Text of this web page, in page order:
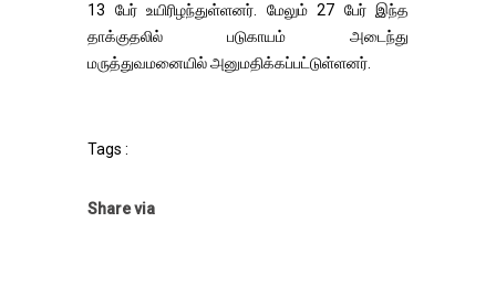
13 பேர் உயிரிழந்துள்ளனர். மேலும் 27 பேர் இந்த
தாக்குதலில் படுகாயம் அடைந்து
மருத்துவமனையில் அனுமதிக்கப்பட்டுள்ளனர்.
Tags :
Share via